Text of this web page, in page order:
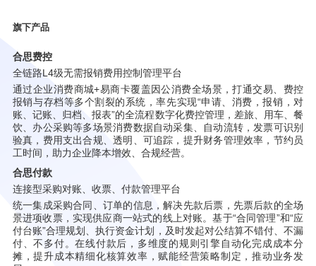
旗下产品
合思费控
全链路L4级无需报销费用控制管理平台
通过企业消费商城+易商卡覆盖因公消费全场景，打通交易、费控
报销与存档等多个割裂的系统，率先实现“申请、消费，报销，对
账、记账、归档、报表”的全流程数字化费控管理，差旅、用车、餐
饮、办公采购等多场景消费数据自动采集、自动流转，发票可识别
验真，费用支出合规、透明、可追踪，提升财务管理效率，节约员
工时间，助力企业降本增效、合规经营。
合思付款
连接型采购对账、收票、付款管理平台
统一集成采购合同、订单的信息，解决先款后票，先票后款的全场
景进项收票，实现供应商一站式的线上对账。基于“合同管理”和“应
付台账”合理规划、执行资金计划，及时发起对公结算不错付、不漏
付、不多付。在线付款后，多维度的规则引擎自动化完成成本分
摊，提升成本精细化核算效率，赋能经营策略制定，推动业务发